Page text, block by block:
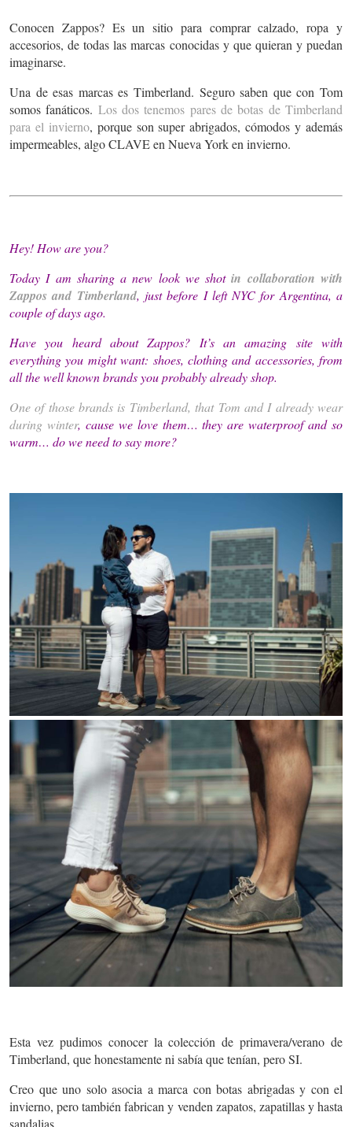
Conocen Zappos? Es un sitio para comprar calzado, ropa y
accesorios, de todas las marcas conocidas y que quieran y puedan
imaginarse.
Una de esas marcas es Timberland. Seguro saben que con Tom
somos fanáticos. Los dos tenemos pares de botas de Timberland
para el invierno, porque son super abrigados, cómodos y además
impermeables, algo CLAVE en Nueva York en invierno.
Hey! How are you?
Today I am sharing a new look we shotin collaboration with
Zappos and Timberland, just before I left NYC for Argentina, a
couple of days ago.
Have you heard about Zappos? It’s an amazing site with
everything you might want: shoes, clothing and accessories, from
all the well known brands you probably already shop.
One of those brands is Timberland, that Tom and I already wear
during winter, cause we love them… they are waterproof and so
warm… do we need to say more?
Esta vez pudimos conocer la colección de primavera/verano de
Timberland, que honestamente ni sabía que tenían, pero SI.
Creo que uno solo asocia a marca con botas abrigadas y con el
invierno, pero también fabrican y venden zapatos, zapatillas y hasta
sandalias.